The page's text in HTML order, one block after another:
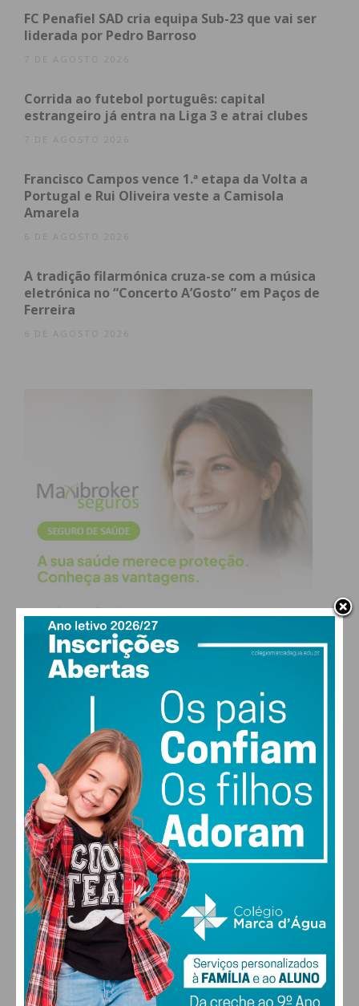
FC Penafiel SAD cria equipa Sub-23 que vai ser
liderada por Pedro Barroso
7 DE AGOSTO 2026
Corrida ao futebol português: capital
estrangeiro já entra na Liga 3 e atrai clubes
7 DE AGOSTO 2026
Francisco Campos vence 1.ª etapa da Volta a
Portugal e Rui Oliveira veste a Camisola
Amarela
6 DE AGOSTO 2026
A tradição filarmónica cruza-se com a música
eletrónica no “Concerto A’Gosto” em Paços de
Ferreira
6 DE AGOSTO 2026
PAÇOS DE FERREIRA